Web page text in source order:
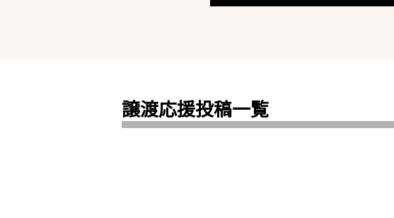
譲渡応援投稿一覧